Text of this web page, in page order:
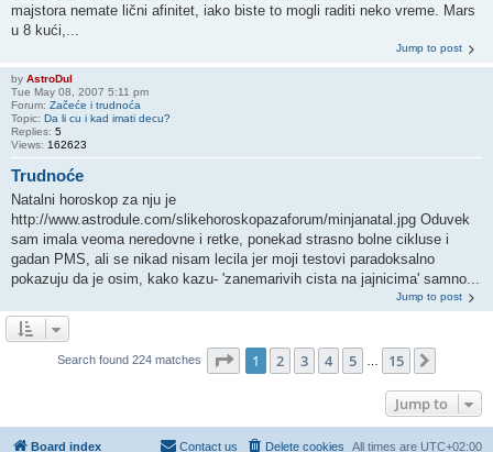
majstora nemate lični afinitet, iako biste to mogli raditi neko vreme. Mars
u 8 kući,...
Jump to post
by AstroDul
Tue May 08, 2007 5:11 pm
Forum: Začeće i trudnoća
Topic: Da li cu i kad imati decu?
Replies: 5
Views: 162623
Trudnoće
Natalni horoskop za nju je
http://www.astrodule.com/slikehoroskopazaforum/minjanatal.jpg Oduvek
sam imala veoma neredovne i retke, ponekad strasno bolne cikluse i
gadan PMS, ali se nikad nisam lecila jer moji testovi paradoksalno
pokazuju da je osim, kako kazu- 'zanemarivih cista na jajnicima' samno...
Jump to post
Search found 224 matches Page 1of 15
1 2 3 4 5 15
Jump to
Board index All times are UTC+02:00
Delete cookies
Contact us